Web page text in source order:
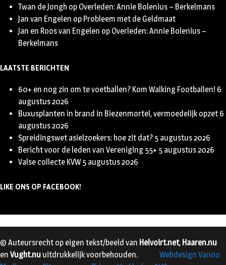
Twan de Jongh op Overleden: Annie Bolenius – Berkelmans
Jan van Engelen op Probleem met de Geldmaat
Jan en Roos van Engelen op Overleden: Annie Bolenius –
Berkelmans
LAATSTE BERICHTEN
60+ en nog zin om te voetballen? Kom Walking Footballen! 6
augustus 2026
Buxusplanten in brand in Biezenmortel, vermoedelijk opzet 6
augustus 2026
Spreidingswet asielzoekers: hoe zit dat? 5 augustus 2026
Bericht voor de leden van Vereniging 55+ 5 augustus 2026
Valse collecte KVW 5 augustus 2026
LIKE ONS OP FACEBOOK!
© Auteursrecht op eigen tekst/beeld van Helvoirt.net, Haaren.nu
en Vught.nu uitdrukkelijk voorbehouden.
Webdesign Vanoo